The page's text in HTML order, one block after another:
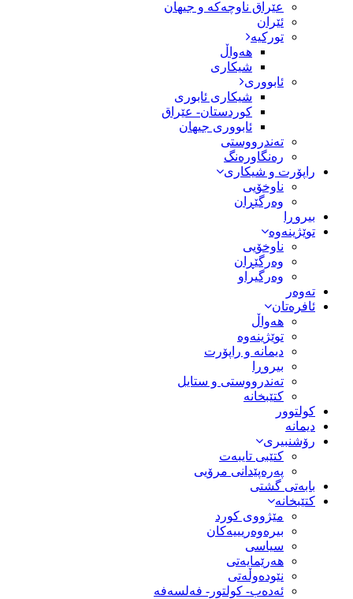
عێراق ناوچەکە و جیهان
ئێران
تورکیە
هەواڵ
شیکاری
ئابووری
شیکاری ئابوری
کوردستان- عێراق
ئابووری جیهان
تەندرووستی
رەنگاورەنگ
راپۆرت و شیکاری
ناوخۆیی
وەرگێڕان
بیروڕا
توێژینەوە
ناوخۆیی
وەرگێڕان
وەرگیراو
تەوەر
ئافرەتان
هەواڵ
توێژینەوە
دیمانە و راپۆرت
بیروڕا
تەندرووستی و ستایل
کتێبخانە
کولتوور
دیمانە
رۆشنبیری
کتێبی تایبەت
پەرەپێدانی مرۆیی
بابەتی گشتی
کتێبخانە
مێژووى کورد
بیرەوەریییەکان
سیاسى
هەرێمایەتی
نێودەوڵەتی
ئەدەب- کولتور- فەلسەفە